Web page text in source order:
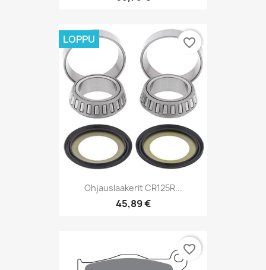
Ohjauslaakerit CR125R...
45,89 €
LOPPU favorite_border
favorite_border